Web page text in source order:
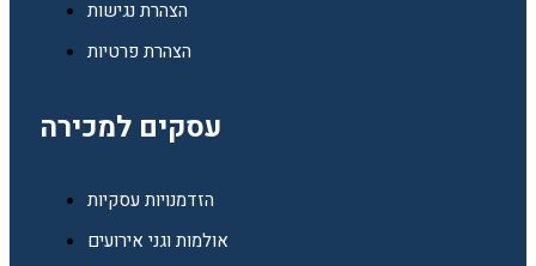
הצהרת נגישות
הצהרת פרטיות
עסקים למכירה
הזדמנויות עסקיות
אולמות וגני אירועים